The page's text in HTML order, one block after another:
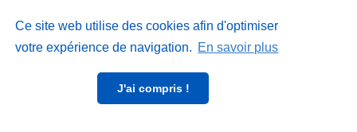
Ce site web utilise des cookies afin d'optimiser
votre expérience de navigation. En savoir plus
J'ai compris !